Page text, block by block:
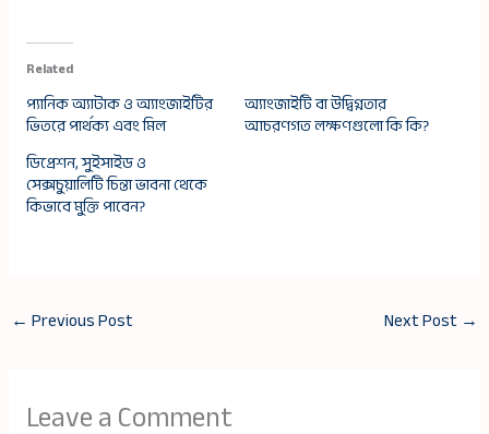
Related
প্যানিক অ্যাটাক ও অ্যাংজাইটির
ভিতরে পার্থক্য এবং মিল
অ্যাংজাইটি বা উদ্বিগ্নতার
আচরণগত লক্ষণগুলো কি কি?
ডিপ্রেশন, সুইসাইড ও
সেক্সচুয়ালিটি চিন্তা ভাবনা থেকে
কিভাবে মুক্তি পাবেন?
← Previous Post Next Post →
Leave a Comment